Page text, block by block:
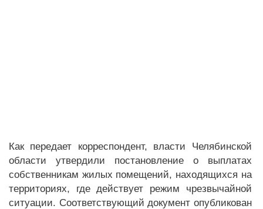
Как передает корреспондент, власти Челябинской
области утвердили постановление о выплатах
собственникам жилых помещений, находящихся на
территориях, где действует режим чрезвычайной
ситуации. Соответствующий документ опубликован